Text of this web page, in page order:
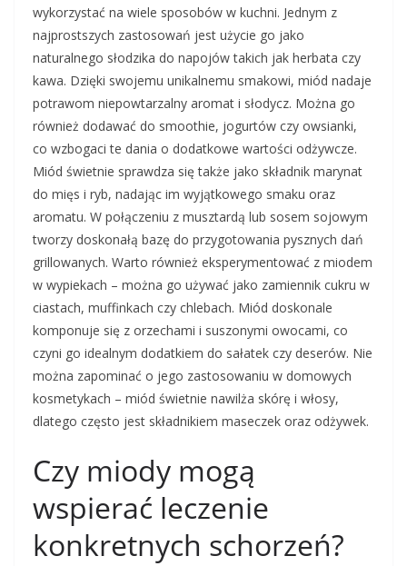
wykorzystać na wiele sposobów w kuchni. Jednym z
najprostszych zastosowań jest użycie go jako
naturalnego słodzika do napojów takich jak herbata czy
kawa. Dzięki swojemu unikalnemu smakowi, miód nadaje
potrawom niepowtarzalny aromat i słodycz. Można go
również dodawać do smoothie, jogurtów czy owsianki,
co wzbogaci te dania o dodatkowe wartości odżywcze.
Miód świetnie sprawdza się także jako składnik marynat
do mięs i ryb, nadając im wyjątkowego smaku oraz
aromatu. W połączeniu z musztardą lub sosem sojowym
tworzy doskonałą bazę do przygotowania pysznych dań
grillowanych. Warto również eksperymentować z miodem
w wypiekach – można go używać jako zamiennik cukru w
ciastach, muffinkach czy chlebach. Miód doskonale
komponuje się z orzechami i suszonymi owocami, co
czyni go idealnym dodatkiem do sałatek czy deserów. Nie
można zapominać o jego zastosowaniu w domowych
kosmetykach – miód świetnie nawilża skórę i włosy,
dlatego często jest składnikiem maseczek oraz odżywek.
Czy miody mogą
wspierać leczenie
konkretnych schorzeń?